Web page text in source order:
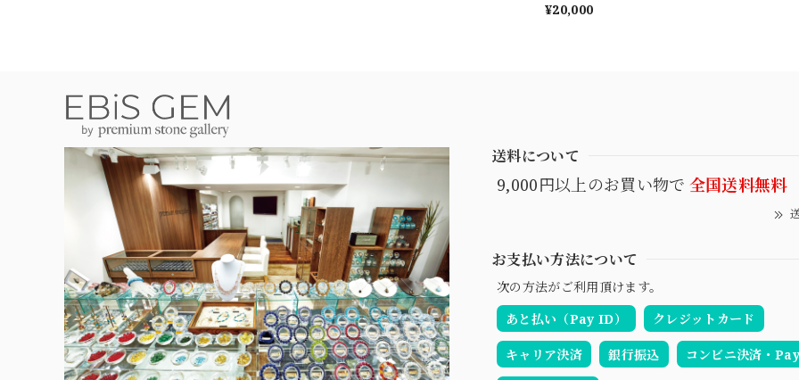
¥20,000
送料について
9,000円以上のお買い物で 全国送料無料
お支払い方法について
次の方法がご利用頂けます。
あと払い（Pay ID）
クレジットカード
キャリア決済 銀行振込 コンビニ決済・